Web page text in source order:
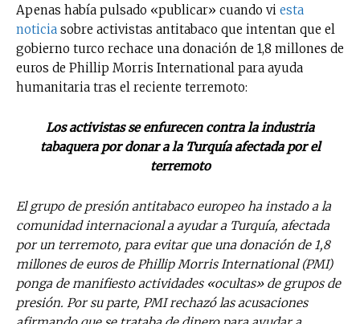
Apenas había pulsado «publicar» cuando vi esta
noticia sobre activistas antitabaco que intentan que el
gobierno turco rechace una donación de 1,8 millones de
euros de Phillip Morris International para ayuda
humanitaria tras el reciente terremoto:
Los activistas se enfurecen contra la industria
tabaquera por donar a la Turquía afectada por el
terremoto
El grupo de presión antitabaco europeo ha instado a la
comunidad internacional a ayudar a Turquía, afectada
por un terremoto, para evitar que una donación de 1,8
millones de euros de Phillip Morris International (PMI)
ponga de manifiesto actividades «ocultas» de grupos de
presión. Por su parte, PMI rechazó las acusaciones